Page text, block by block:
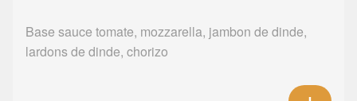
Base sauce tomate, mozzarella, jambon de dinde,
lardons de dinde, chorizo